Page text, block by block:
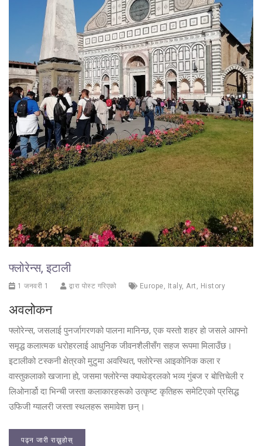
फ्लोरेन्स, इटाली
1 जनवरी 1 द्वारा पोस्ट गरिएको Europe Italy, Art History
अवलोकन
फ्लोरेन्स, जसलाई पुनर्जागरणको पालना मानिन्छ, एक यस्तो शहर हो जसले आफ्नो
समृद्ध कलात्मक धरोहरलाई आधुनिक जीवनशैलीसँग सहज रूपमा मिलाउँछ।
इटालीको टस्कनी क्षेत्रको मुटुमा अवस्थित, फ्लोरेन्स आइकोनिक कला र
वास्तुकलाको खजाना हो, जसमा फ्लोरेन्स क्याथेड्रलको भव्य गुंबज र बोत्तिचेली र
लिओनार्डो दा भिन्ची जस्ता कलाकारहरूको उत्कृष्ट कृतिहरू समेटिएको प्रसिद्ध
उफिजी ग्यालरी जस्ता स्थलहरू समावेश छन्।
पढ्न जारी राख्नुहोस्